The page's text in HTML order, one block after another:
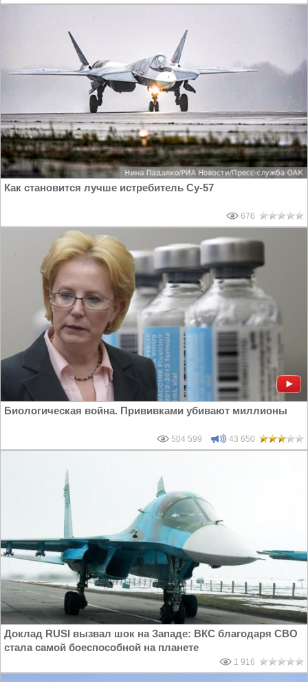
Как становится лучше истребитель Су-57
676
Биологическая война. Прививками убивают миллионы
504 599 43 650
Доклад RUSI вызвал шок на Западе: ВКС благодаря СВО
стала самой боеспособной на планете
1 916